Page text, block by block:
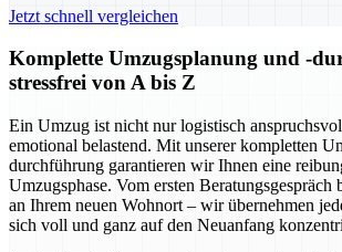
Jetzt schnell vergleichen
Komplette Umzugsplanung und -
stressfrei von A bis Z
Ein Umzug ist nicht nur logistisch
emotional belastend. Mit unserer kompletten
durchführung garantieren wir Ihnen eine
Umzugsphase. Vom ersten Beratungsgespräch
an Ihrem neuen Wohnort – wir übernehmen
sich voll und ganz auf den Neuanfang